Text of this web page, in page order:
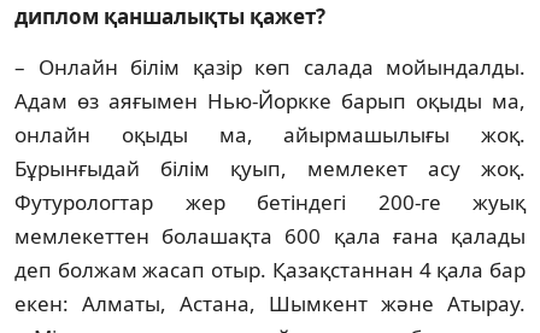
диплом қан­шалықты қажет?
– Онлайн білім қазір көп салада мойын­далды.
Адам өз аяғымен Нью-Йоркке барып оқыды ма,
онлайн оқыды ма, айырмашылығы жоқ.
Бұрынғыдай білім қуып, мемлекет асу жоқ.
Футурологтар жер бетіндегі 200-ге жуық
мемлекеттен болашақта 600 қала ғана қа­лады
деп болжам жасап отыр. Қазақстаннан 4 қала бар
екен: Алматы, Астана, Шымкент және Атырау.